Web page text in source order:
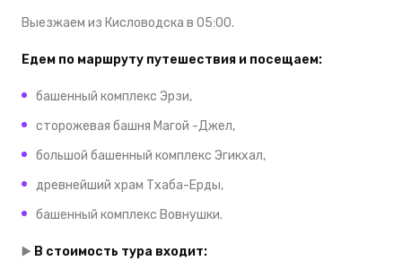
Выезжаем из Кисловодска в 05:00.
Едем по маршруту путешествия и посещаем:
башенный комплекс Эрзи,
сторожевая башня Магой -Джел,
большой башенный комплекс Эгикхал,
древнейший храм Тхаба-Ерды,
башенный комплекс Вовнушки.
▶️ В стоимость тура входит: